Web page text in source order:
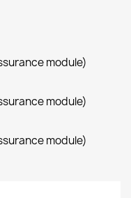
module)
module)
module)